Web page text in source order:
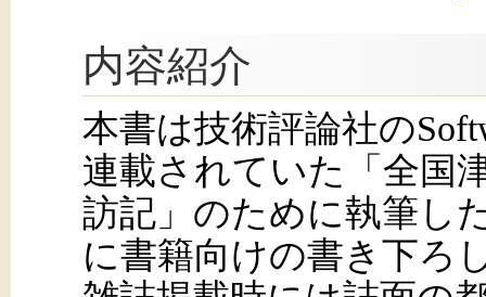
内容紹介
本書は技術評論社の
連載されていた「全国
訪記」のために執筆し
に書籍向けの書き下ろ